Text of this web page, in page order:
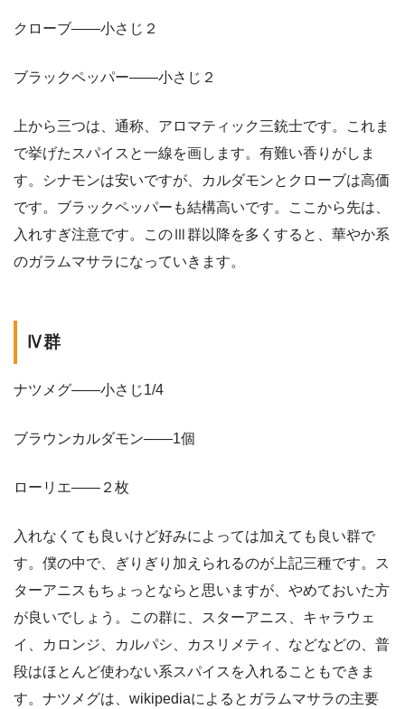
クローブ——小さじ２
ブラックペッパー——小さじ２
上から三つは、通称、アロマティック三銃士です。これま
で挙げたスパイスと一線を画します。有難い香りがしま
す。シナモンは安いですが、カルダモンとクローブは高価
です。ブラックペッパーも結構高いです。ここから先は、
入れすぎ注意です。このⅢ群以降を多くすると、華やか系
のガラムマサラになっていきます。
Ⅳ群
ナツメグ——小さじ1/4
ブラウンカルダモン——1個
ローリエ——２枚
入れなくても良いけど好みによっては加えても良い群で
す。僕の中で、ぎりぎり加えられるのが上記三種です。ス
ターアニスもちょっとならと思いますが、やめておいた方
が良いでしょう。この群に、スターアニス、キャラウェ
イ、カロンジ、カルパシ、カスリメティ、などなどの、普
段はほとんど使わない系スパイスを入れることもできま
す。ナツメグは、wikipediaによるとガラムマサラの主要